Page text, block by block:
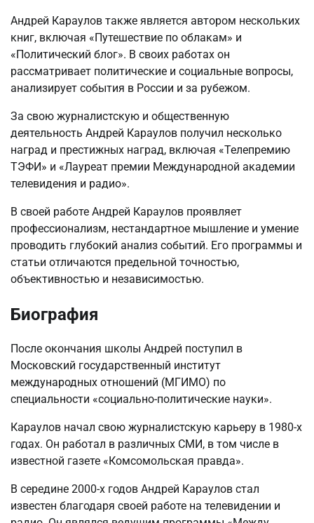
Андрей Караулов также является автором нескольких
книг, включая «Путешествие по облакам» и
«Политический блог». В своих работах он
рассматривает политические и социальные вопросы,
анализирует события в России и за рубежом.
За свою журналистскую и общественную
деятельность Андрей Караулов получил несколько
наград и престижных наград, включая «Телепремию
ТЭФИ» и «Лауреат премии Международной академии
телевидения и радио».
В своей работе Андрей Караулов проявляет
профессионализм, нестандартное мышление и умение
проводить глубокий анализ событий. Его программы и
статьи отличаются предельной точностью,
объективностью и независимостью.
Биография
После окончания школы Андрей поступил в
Московский государственный институт
международных отношений (МГИМО) по
специальности «социально-политические науки».
Караулов начал свою журналистскую карьеру в 1980-х
годах. Он работал в различных СМИ, в том числе в
известной газете «Комсомольская правда».
В середине 2000-х годов Андрей Караулов стал
известен благодаря своей работе на телевидении и